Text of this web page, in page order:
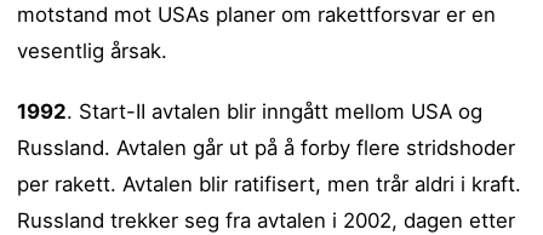
motstand mot USAs planer om rakettforsvar er en
vesentlig årsak.
1992. Start-II avtalen blir inngått mellom USA og
Russland. Avtalen går ut på å forby flere stridshoder
per rakett. Avtalen blir ratifisert, men trår aldri i kraft.
Russland trekker seg fra avtalen i 2002, dagen etter